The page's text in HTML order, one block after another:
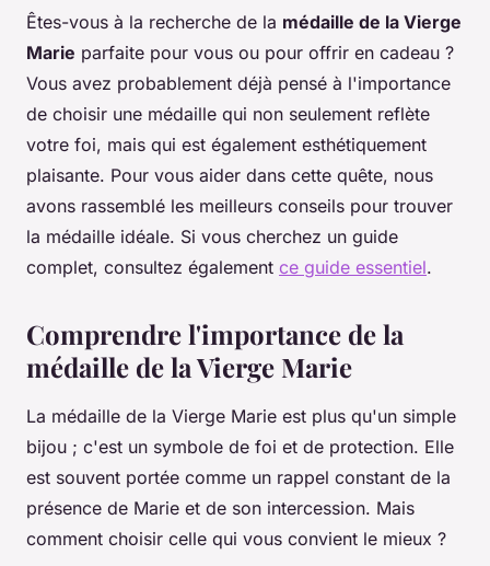
Êtes-vous à la recherche de la médaille de la Vierge
Marie parfaite pour vous ou pour offrir en cadeau ?
Vous avez probablement déjà pensé à l'importance
de choisir une médaille qui non seulement reflète
votre foi, mais qui est également esthétiquement
plaisante. Pour vous aider dans cette quête, nous
avons rassemblé les meilleurs conseils pour trouver
la médaille idéale. Si vous cherchez un guide
complet, consultez également ce guide essentiel.
Comprendre l'importance de la
médaille de la Vierge Marie
La médaille de la Vierge Marie est plus qu'un simple
bijou ; c'est un symbole de foi et de protection. Elle
est souvent portée comme un rappel constant de la
présence de Marie et de son intercession. Mais
comment choisir celle qui vous convient le mieux ?